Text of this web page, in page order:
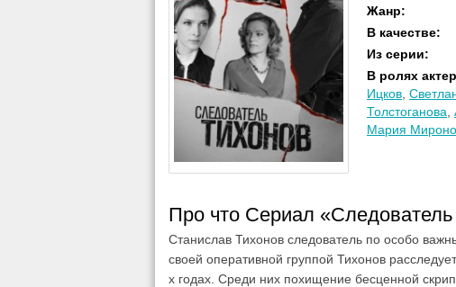
Жанр:
В качестве:
Из серии:
В ролях
Ицков
Толстоганова
Мария
Про что Сериал «Следователь
Станислав Тихонов следователь по особо
своей оперативной группой Тихонов
х годах. Среди них похищение бесценной